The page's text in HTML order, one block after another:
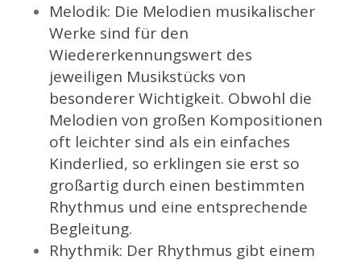
Melodik: Die Melodien musikalischer
Werke sind für den
Wiedererkennungswert des
jeweiligen Musikstücks von
besonderer Wichtigkeit. Obwohl die
Melodien von großen Kompositionen
oft leichter sind als ein einfaches
Kinderlied, so erklingen sie erst so
großartig durch einen bestimmten
Rhythmus und eine entsprechende
Begleitung.
Rhythmik: Der Rhythmus gibt einem